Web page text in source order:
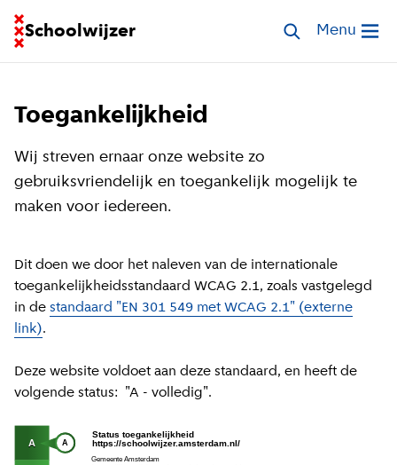
Schoolwijzer
Ga naar homepage van SchoolwijzerZoek scholen
Open
Menu
Toegankelijkheid
Wij streven ernaar onze website zo
gebruiksvriendelijk en toegankelijk mogelijk te
maken voor iedereen.
Dit doen we door het naleven van de internationale
toegankelijkheids­standaard WCAG 2.1, zoals vastgelegd
in de standaard "EN 301 549 met WCAG 2.1" (externe
link).
Deze website voldoet aan deze standaard, en heeft de
volgende status: "A - volledig".